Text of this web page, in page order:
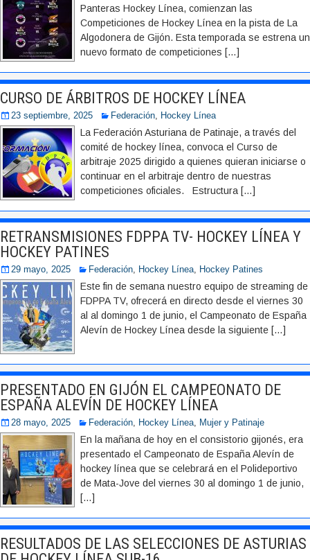
Panteras Hockey Línea, comienzan las
Competiciones de Hockey Línea en la pista de La
Algodonera de Gijón. Esta temporada se estrena un
nuevo formato de competiciones […]
CURSO DE ÁRBITROS DE HOCKEY LÍNEA
23 septiembre, 2025 Federación, Hockey Línea
La Federación Asturiana de Patinaje, a través del
comité de hockey línea, convoca el Curso de
arbitraje 2025 dirigido a quienes quieran iniciarse o
continuar en el arbitraje dentro de nuestras
competiciones oficiales. Estructura […]
RETRANSMISIONES FDPPA TV- HOCKEY LÍNEA Y
HOCKEY PATINES
29 mayo, 2025 Federación, Hockey Línea, Hockey Patines
Este fin de semana nuestro equipo de streaming de
FDPPA TV, ofrecerá en directo desde el viernes 30
al al domingo 1 de junio, el Campeonato de España
Alevín de Hockey Línea desde la siguiente […]
PRESENTADO EN GIJÓN EL CAMPEONATO DE
ESPAÑA ALEVÍN DE HOCKEY LÍNEA
28 mayo, 2025 Federación, Hockey Línea, Mujer y Patinaje
En la mañana de hoy en el consistorio gijonés, era
presentado el Campeonato de España Alevín de
hockey línea que se celebrará en el Polideportivo
de Mata-Jove del viernes 30 al domingo 1 de junio,
[…]
RESULTADOS DE LAS SELECCIONES DE ASTURIAS